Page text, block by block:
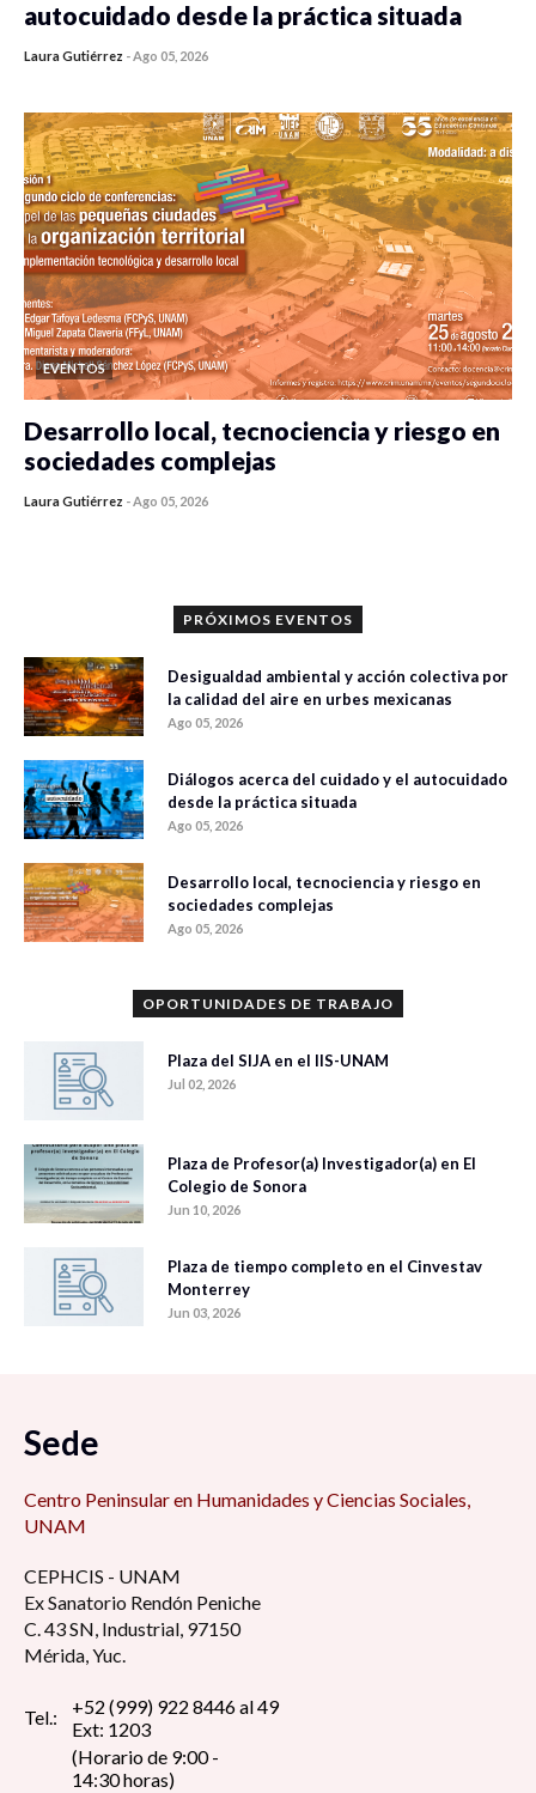
autocuidado desde la práctica situada
Laura Gutiérrez -Ago 05, 2026
EVENTOS
Desarrollo local, tecnociencia y riesgo en
sociedades complejas
Laura Gutiérrez -Ago 05, 2026
PRÓXIMOS EVENTOS
Desigualdad ambiental y acción colectiva por
la calidad del aire en urbes mexicanas
Ago 05, 2026
Diálogos acerca del cuidado y el autocuidado
desde la práctica situada
Ago 05, 2026
Desarrollo local, tecnociencia y riesgo en
sociedades complejas
Ago 05, 2026
OPORTUNIDADES DE TRABAJO
Plaza del SIJA en el IIS-UNAM
Jul 02, 2026
Plaza de Profesor(a) Investigador(a) en El
Colegio de Sonora
Jun 10, 2026
Plaza de tiempo completo en el Cinvestav
Monterrey
Jun 03, 2026
Sede
Centro Peninsular en Humanidades y Ciencias Sociales,
UNAM
CEPHCIS - UNAM
Ex Sanatorio Rendón Peniche
C. 43 SN, Industrial, 97150
Mérida, Yuc.
Tel.:
+52 (999) 922 8446 al 49
Ext: 1203
(Horario de 9:00 -
14:30 horas)